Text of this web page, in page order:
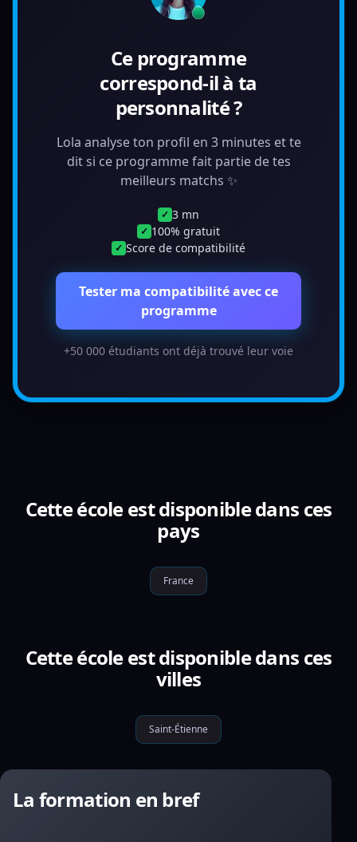
Ce programme
correspond-il à ta
personnalité ?
Lola analyse ton profil en 3 minutes et te
dit si ce programme fait partie de tes
meilleurs matchs ✨
✓ 3 mn
✓ 100% gratuit
✓ Score de compatibilité
Tester ma compatibilité avec ce
programme
+50 000 étudiants ont déjà trouvé leur voie
Cette école est disponible dans ces
pays
France
Cette école est disponible dans ces
villes
Saint-Étienne
La formation en bref